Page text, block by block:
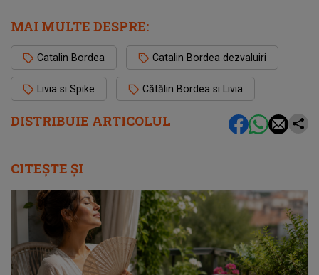
DISTRIBUIE ARTICOLUL
MAI MULTE DESPRE:
Catalin Bordea Catalin Bordea dezvaluiri
Livia si Spike Cătălin Bordea si Livia
CITEȘTE ȘI